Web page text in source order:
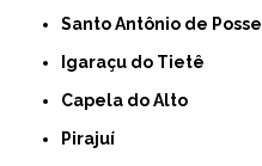
Santo Antônio de Posse
Igaraçu do Tietê
Capela do Alto
Pirajuí